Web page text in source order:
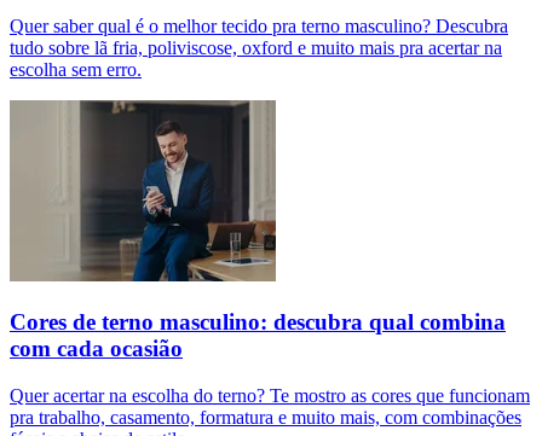
Quer saber qual é o melhor tecido pra terno masculino? Descubra
tudo sobre lã fria, poliviscose, oxford e muito mais pra acertar na
escolha sem erro.
Cores de terno masculino: descubra qual combina
com cada ocasião
Quer acertar na escolha do terno? Te mostro as cores que funcionam
pra trabalho, casamento, formatura e muito mais, com combinações